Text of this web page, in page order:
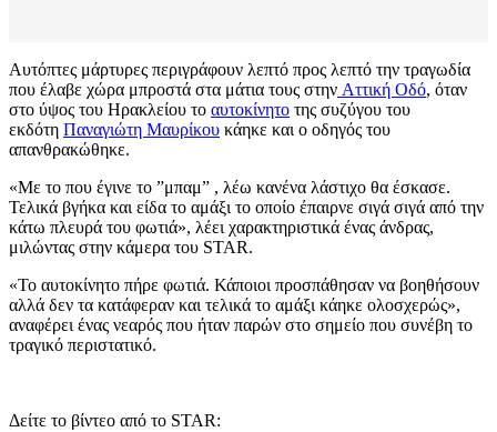
Αυτόπτες μάρτυρες περιγράφουν λεπτό προς λεπτό την τραγωδία
που έλαβε χώρα μπροστά στα μάτια τους στην Αττική Οδό, όταν
στο ύψος του Ηρακλείου το αυτοκίνητο της συζύγου του
εκδότη Παναγιώτη Μαυρίκου κάηκε και ο οδηγός του
απανθρακώθηκε.
«Με το που έγινε το ”μπαμ” , λέω κανένα λάστιχο θα έσκασε.
Τελικά βγήκα και είδα το αμάξι το οποίο έπαιρνε σιγά σιγά από την
κάτω πλευρά του φωτιά», λέει χαρακτηριστικά ένας άνδρας,
μιλώντας στην κάμερα του STAR.
«Το αυτοκίνητο πήρε φωτιά. Κάποιοι προσπάθησαν να βοηθήσουν
αλλά δεν τα κατάφεραν και τελικά το αμάξι κάηκε ολοσχερώς»,
αναφέρει ένας νεαρός που ήταν παρών στο σημείο που συνέβη το
τραγικό περιστατικό.
Δείτε το βίντεο από το STAR: